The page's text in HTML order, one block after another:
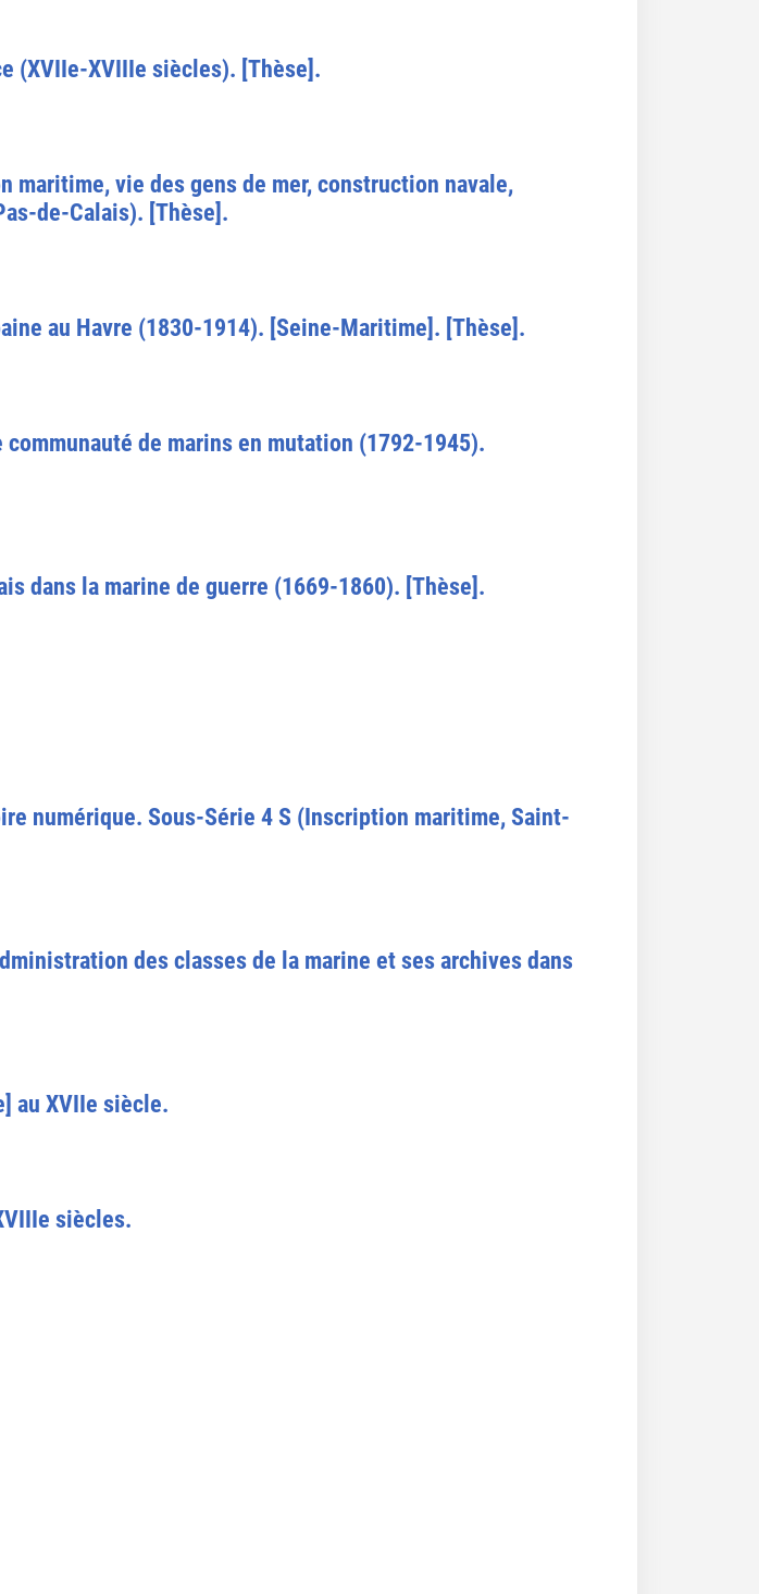
(XVIIe-XVIIIe siècles). [Thèse].
maritime, vie des gens de mer, construction navale,
de-Calais). [Thèse].
au Havre (1830-1914). [Seine-Maritime]. [Thèse].
de marins en mutation (1792-1945).
dans la marine de guerre (1669-1860). [Thèse].
numérique. Sous-Série 4 S (Inscription maritime, Saint-
des classes de la marine et ses archives dans
au XVIIe siècle.
siècles.